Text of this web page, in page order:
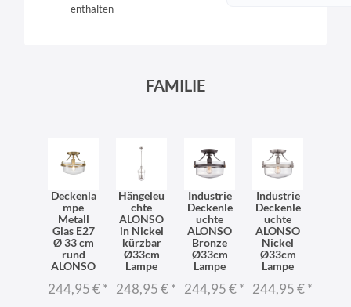
enthalten
FAMILIE
Deckenla
mpe
Metall
Glas E27
Ø 33 cm
rund
ALONSO
244,95 €*
Hängeleu
chte
ALONSO
in Nickel
kürzbar
Ø33cm
Lampe
248,95 €*
Industrie
Deckenle
uchte
ALONSO
Bronze
Ø33cm
Lampe
244,95 €*
Industrie
Deckenle
uchte
ALONSO
Nickel
Ø33cm
Lampe
244,95 €*